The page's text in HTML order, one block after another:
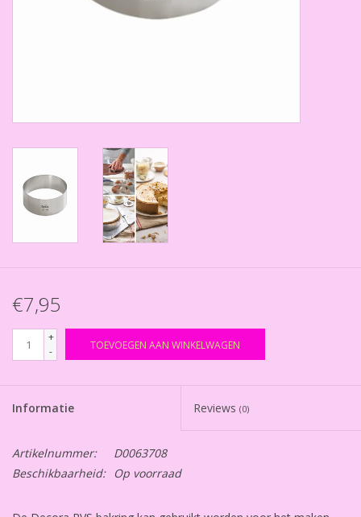
€7,95
+
-
TOEVOEGEN AAN WINKELWAGEN
Informatie Reviews (0)
Artikelnummer:
D0063708
Beschikbaarheid:
Op voorraad